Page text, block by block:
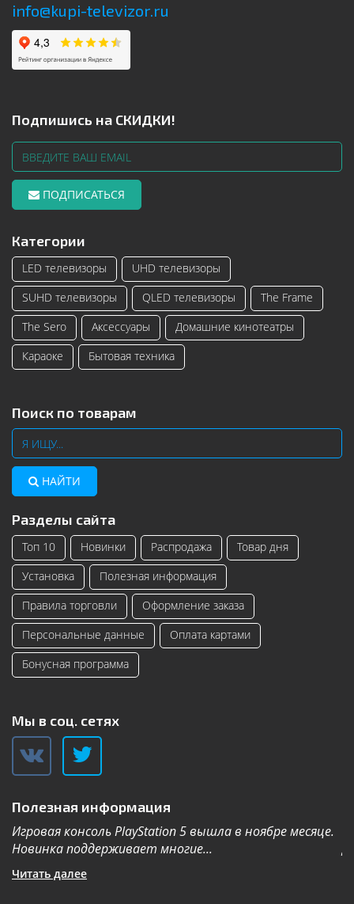
info@kupi-televizor.ru
Подпишись на СКИДКИ!
ПОДПИСАТЬСЯ
Категории
LED телевизоры
UHD телевизоры
SUHD телевизоры
QLED телевизоры
The Frame
The Sero
Аксессуары
Домашние кинотеатры
Караоке
Бытовая техника
Поиск по товарам
НАЙТИ
Разделы сайта
Топ 10 Новинки Распродажа
Товар дня
Установка
Полезная информация
Правила торговли
Оформление заказа
Персональные данные
Оплата картами
Бонусная программа
Мы в соц. сетях
Полезная информация
Игровая консоль PlayStation 5 вышла в ноябре месяце.
Новинка поддерживает многие...
Читать далее